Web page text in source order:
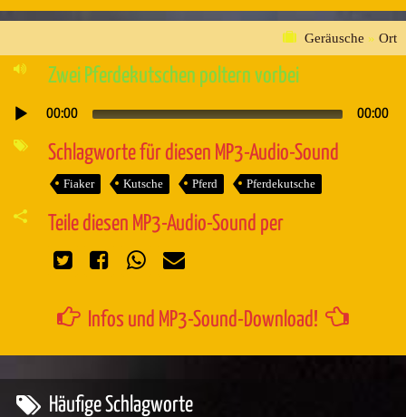
Geräusche » Ort
Zwei Pferdekutschen poltern vorbei
Audio-
00:00 00:00
Schlagworte für diesen MP3-Audio-Sound
Fiaker Kutsche Pferd Pferdekutsche
Teile diesen MP3-Audio-Sound per
Infos und MP3-Sound-Download!
Häufige Schlagworte